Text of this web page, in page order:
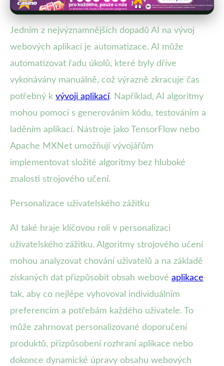
Jedním z nejvýznamnějších dopadů AI na vývoj
webových aplikací je automatizace. AI může
automatizovat řadu úkolů, které byly dříve
vykonávány manuálně, což výrazně zkracuje čas
potřebný k vývoji aplikací. Například, AI algoritmy
mohou pomoci s generováním kódu, testováním a
laděním aplikací. Nástroje jako TensorFlow nebo
Apache MXNet umožňují vývojářům
implementovat složité algoritmy bez hluboké
znalosti strojového učení.
Personalizace uživatelského zážitku
AI také hraje klíčovou roli v personalizaci
uživatelského zážitku. Algoritmy strojového učení
mohou analyzovat chování uživatelů a na základě
získaných dat přizpůsobit obsah webové aplikace
tak, aby co nejlépe vyhovoval individuálním
preferencím a potřebám každého uživatele. To
může zahrnovat personalizované doporučení
produktů, přizpůsobení rozhraní aplikace nebo
dokonce dynamické úpravy obsahu webových